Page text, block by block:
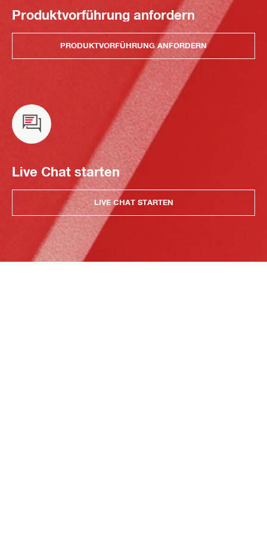
Produktvorführung anfordern
PRODUKTVORFÜHRUNG ANFORDERN
Live Chat starten
LIVE CHAT STARTEN